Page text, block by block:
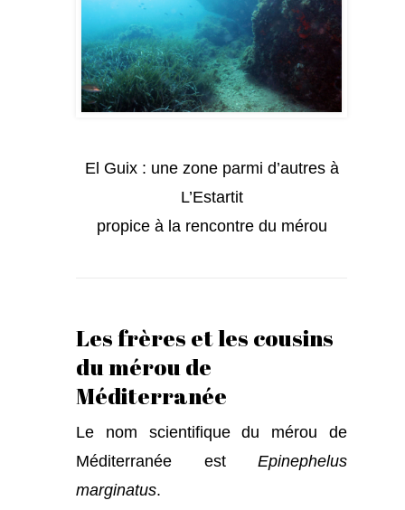
El Guix : une zone parmi d’autres à
L’Estartit
propice à la rencontre du mérou
Les frères et les cousins
du mérou de
Méditerranée
Le nom scientifique du mérou de
Méditerranée est Epinephelus
marginatus.